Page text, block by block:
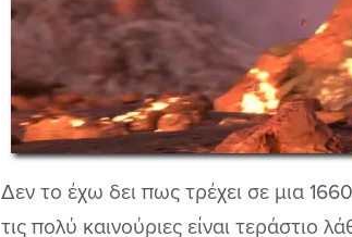
Δεν το έχω δει πως τρέχει σε μια
τις πολύ καινούριες είναι τεράστιο